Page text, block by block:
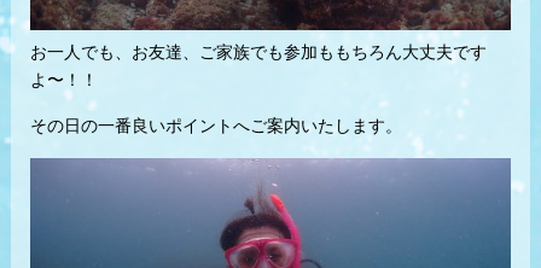
お一人でも、お友達、ご家族でも参加ももちろん大丈夫です
よ〜！！
その日の一番良いポイントへご案内いたします。